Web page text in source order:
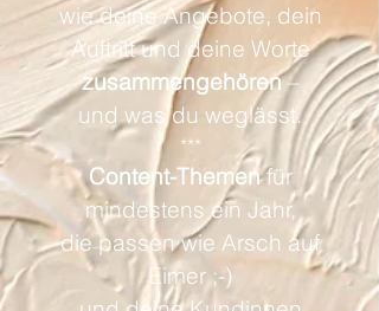
wie deine Angebote, dein
Auftritt und deine Worte
zusammengehören–
und was du weglässt.
***
Content-Themenfür
mindestens ein Jahr,
die passen wie Arsch auf
Eimer ;-)